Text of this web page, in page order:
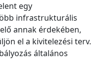
egy
infrastrukturális
annak érdekében,
el a kivitelezési terv.
általános